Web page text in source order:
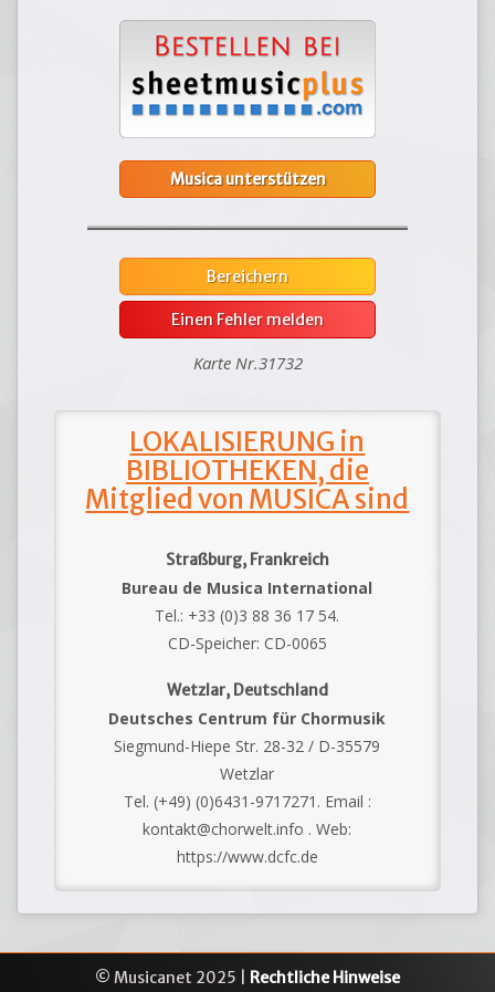
Musica unterstützen
Bereichern
Einen Fehler melden
Karte Nr.31732
LOKALISIERUNG in
BIBLIOTHEKEN, die
Mitglied von MUSICA sind
Straßburg, Frankreich
Bureau de Musica International
Tel.: +33 (0)3 88 36 17 54.
CD-Speicher: CD-0065
Wetzlar, Deutschland
Deutsches Centrum für Chormusik
Siegmund-Hiepe Str. 28-32 / D-35579
Wetzlar
Tel. (+49) (0)6431-9717271. Email :
kontakt@chorwelt.info . Web:
https://www.dcfc.de
© Musicanet 2025 | Rechtliche Hinweise